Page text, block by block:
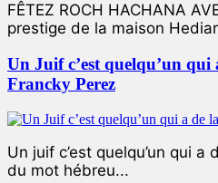
FÊTEZ ROCH HACHANA
prestige de la maison
Un Juif c’est quelqu’un
Francky Perez
Un juif c’est quelqu’un qui
du mot hébreu...